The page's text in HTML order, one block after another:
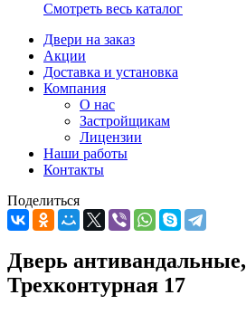
Смотреть весь каталог
Двери на заказ
Акции
Доставка и установка
Компания
О нас
Застройщикам
Лицензии
Наши работы
Контакты
Поделиться
Дверь антивандальные,
Трехконтурная 17